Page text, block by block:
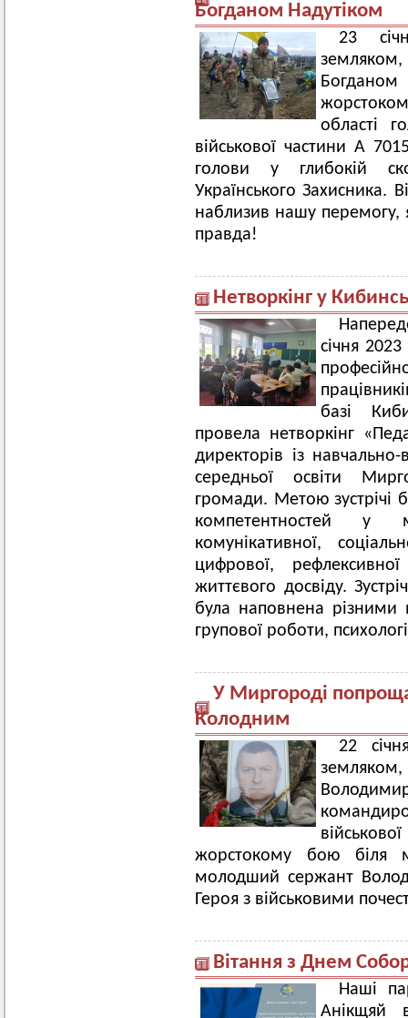
Богданом Надутіком
23
області
військової частини А
голови у глибокій
Українського Захисника.
наблизив нашу
правда!
Нетворкінг у
січня
базі
провела нетворкінг
директорів із
середньої освіти
громади. Метою зустрічі
компетентностей у
комунікативної,
цифрової,
життєвого досвіду.
була наповнена
групової роботи,
У Миргороді
Колодним
22
земляком,
жорстокому бою біля
молодший сержант
Героя з військовими
Вітання з Днем
Наші
Анікщяй